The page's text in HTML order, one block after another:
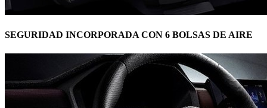
SEGURIDAD INCORPORADA CON 6 BOLSAS DE AIRE